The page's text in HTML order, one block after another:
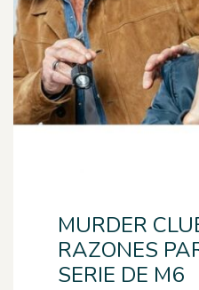
MURDER
RAZONES
SERIE DE M6